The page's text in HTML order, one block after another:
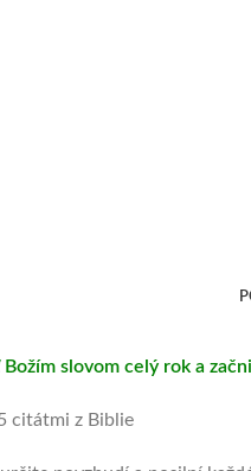
slovom celý rok a
citátmi z Biblie